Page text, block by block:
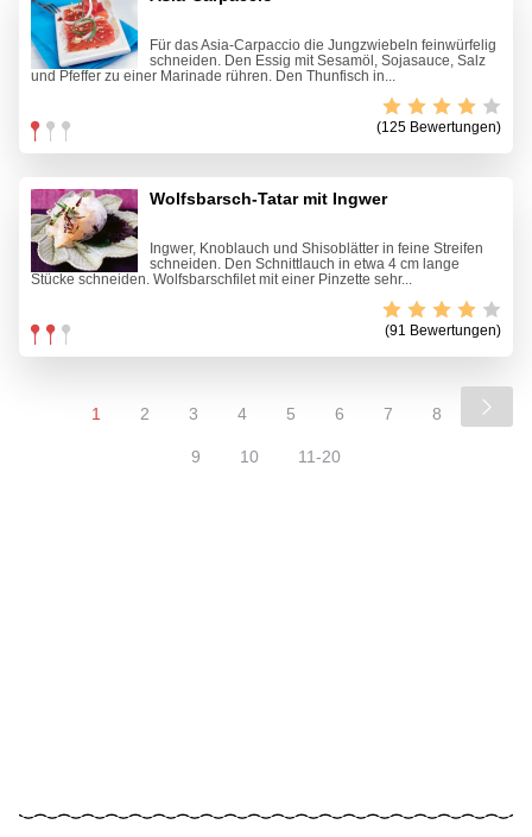
Für das Asia-Carpaccio die Jungzwiebeln feinwürfelig
schneiden. Den Essig mit Sesamöl, Sojasauce, Salz
und Pfeffer zu einer Marinade rühren. Den Thunfisch in...
(125 Bewertungen)
Wolfsbarsch-Tatar mit Ingwer
Ingwer, Knoblauch und Shisoblätter in feine Streifen
schneiden. Den Schnittlauch in etwa 4 cm lange
Stücke schneiden. Wolfsbarschfilet mit einer Pinzette sehr...
(91 Bewertungen)
1 2 3 4 5 6 7 8
9 10 11-20